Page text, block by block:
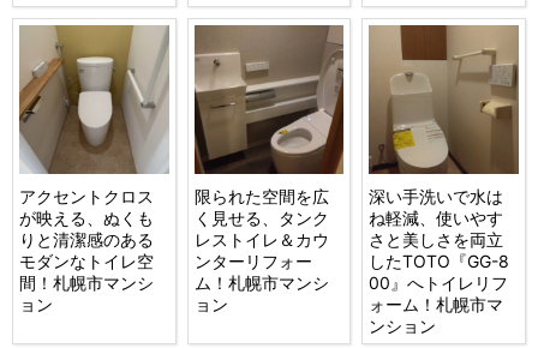
アクセントクロス
が映える、ぬくも
りと清潔感のある
モダンなトイレ空
間！札幌市マンシ
ョン
限られた空間を広
く見せる、タンク
レストイレ＆カウ
ンターリフォー
ム！札幌市マンシ
ョン
深い手洗いで水は
ね軽減、使いやす
さと美しさを両立
したTOTO『GG-8
00』へトイレリフ
ォーム！札幌市マ
ンション